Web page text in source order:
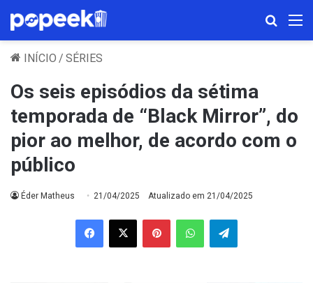
INÍCIO / SÉRIES
Os seis episódios da sétima
temporada de “Black Mirror”, do
pior ao melhor, de acordo com o
público
Éder Matheus 21/04/2025 Atualizado em 21/04/2025
Facebook
X PinterestWhatsAppTelegram